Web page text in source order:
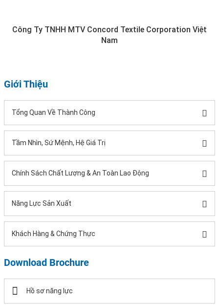
Công Ty TNHH MTV Concord Textile Corporation Việt
Nam
Giới Thiệu
Tổng Quan Về Thành Công
Tầm Nhìn, Sứ Mệnh, Hệ Giá Trị
Chính Sách Chất Lượng & An Toàn Lao Động
Năng Lực Sản Xuất
Khách Hàng & Chứng Thực
Download Brochure
Hồ sơ năng lực